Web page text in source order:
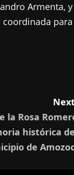
Armenta, y
coordinada para
la Rosa
histórica
de